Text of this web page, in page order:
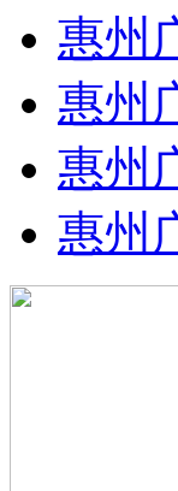
惠州
惠州
惠州
惠州